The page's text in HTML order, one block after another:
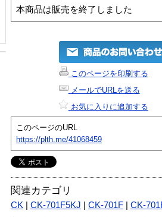
本商品は販売を終了しました
このページを印刷する
メールでURLを送る
お気に入りに追加する
このページのURL
https://plth.me/41068459
関連カテゴリ
CK CK-701F5KJ CK-701F CK-